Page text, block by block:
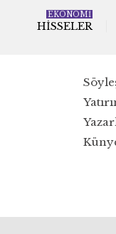
HISSELER
EKONOMİ